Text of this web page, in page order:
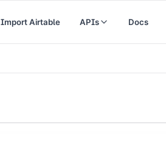
Import Airtable APIs Docs